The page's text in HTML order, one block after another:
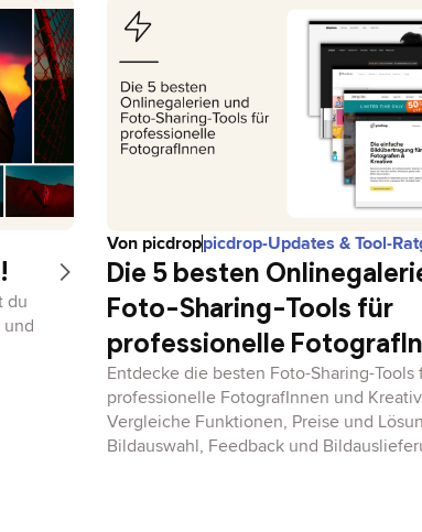
du
und
Von picdroppicdrop-Updates & Tool-
Die 5 besten
Foto-Sharing-Tools für
professionelle
Entdecke die besten Foto-Sharing-Tools
professionelle FotografInnen und
Vergleiche Funktionen, Preise und
Bildauswahl, Feedback und